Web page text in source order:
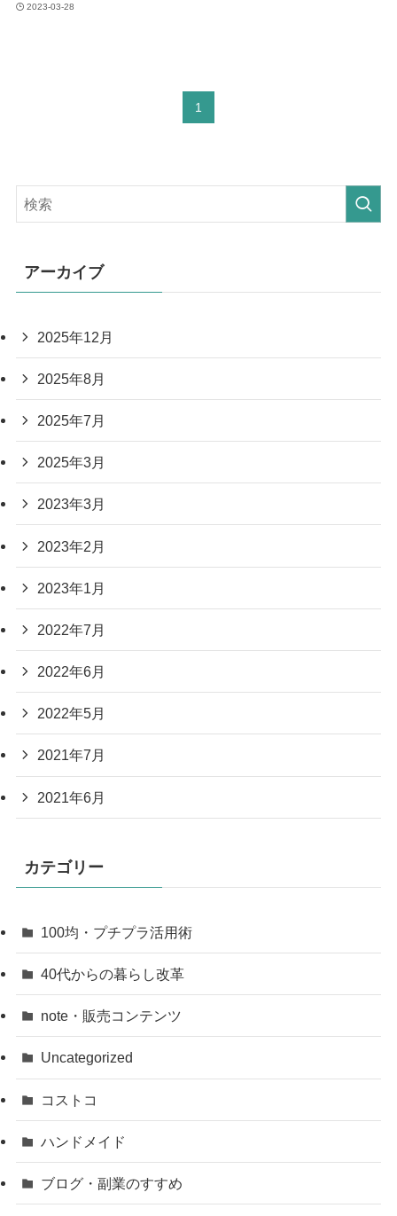
2023-03-28
1
アーカイブ
2025年12月
2025年8月
2025年7月
2025年3月
2023年3月
2023年2月
2023年1月
2022年7月
2022年6月
2022年5月
2021年7月
2021年6月
カテゴリー
100均・プチプラ活用術
40代からの暮らし改革
note・販売コンテンツ
Uncategorized
コストコ
ハンドメイド
ブログ・副業のすすめ